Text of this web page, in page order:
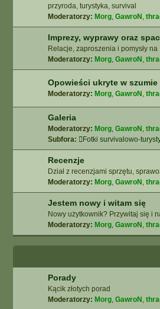
przyroda, turystyka, survival
Moderatorzy: Morg, GawroN ,
Imprezy, wyprawy oraz
Relacje, zaproszenia i pomysły na
Moderatorzy: Morg, GawroN ,
Opowieści ukryte w szumie
Moderatorzy: Morg, GawroN ,
Galeria
Moderatorzy: Morg, GawroN ,
Subfora:
Fotki survivalowo-
Recenzje
Dział z recenzjami sprzętu,
Moderatorzy: Morg, GawroN ,
Jestem nowy i witam się
Nowy użytkownik? Przywitaj się i
Moderatorzy: Morg, GawroN ,
Porady
Kącik złotych porad
Moderatorzy: Morg, GawroN ,